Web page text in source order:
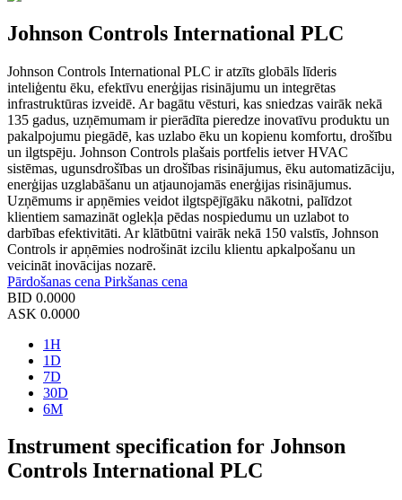
Johnson Controls International PLC
Johnson Controls International PLC ir atzīts globāls līderis
inteliģentu ēku, efektīvu enerģijas risinājumu un integrētas
infrastruktūras izveidē. Ar bagātu vēsturi, kas sniedzas vairāk nekā
135 gadus, uzņēmumam ir pierādīta pieredze inovatīvu produktu un
pakalpojumu piegādē, kas uzlabo ēku un kopienu komfortu, drošību
un ilgtspēju. Johnson Controls plašais portfelis ietver HVAC
sistēmas, ugunsdrošības un drošības risinājumus, ēku automatizāciju,
enerģijas uzglabāšanu un atjaunojamās enerģijas risinājumus.
Uzņēmums ir apņēmies veidot ilgtspējīgāku nākotni, palīdzot
klientiem samazināt oglekļa pēdas nospiedumu un uzlabot to
darbības efektivitāti. Ar klātbūtni vairāk nekā 150 valstīs, Johnson
Controls ir apņēmies nodrošināt izcilu klientu apkalpošanu un
veicināt inovācijas nozarē.
Pārdošanas cena Pirkšanas cena
BID 0.0000
ASK 0.0000
1H
1D
7D
30D
6M
Instrument specification for Johnson
Controls International PLC